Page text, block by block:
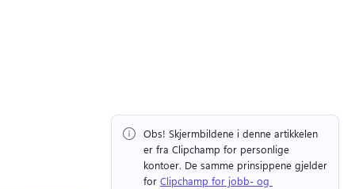
Obs! Skjermbildene i denne artikkelen
er fra Clipchamp for personlige
kontoer. De samme prinsippene gjelder
for Clipchamp for jobb- og